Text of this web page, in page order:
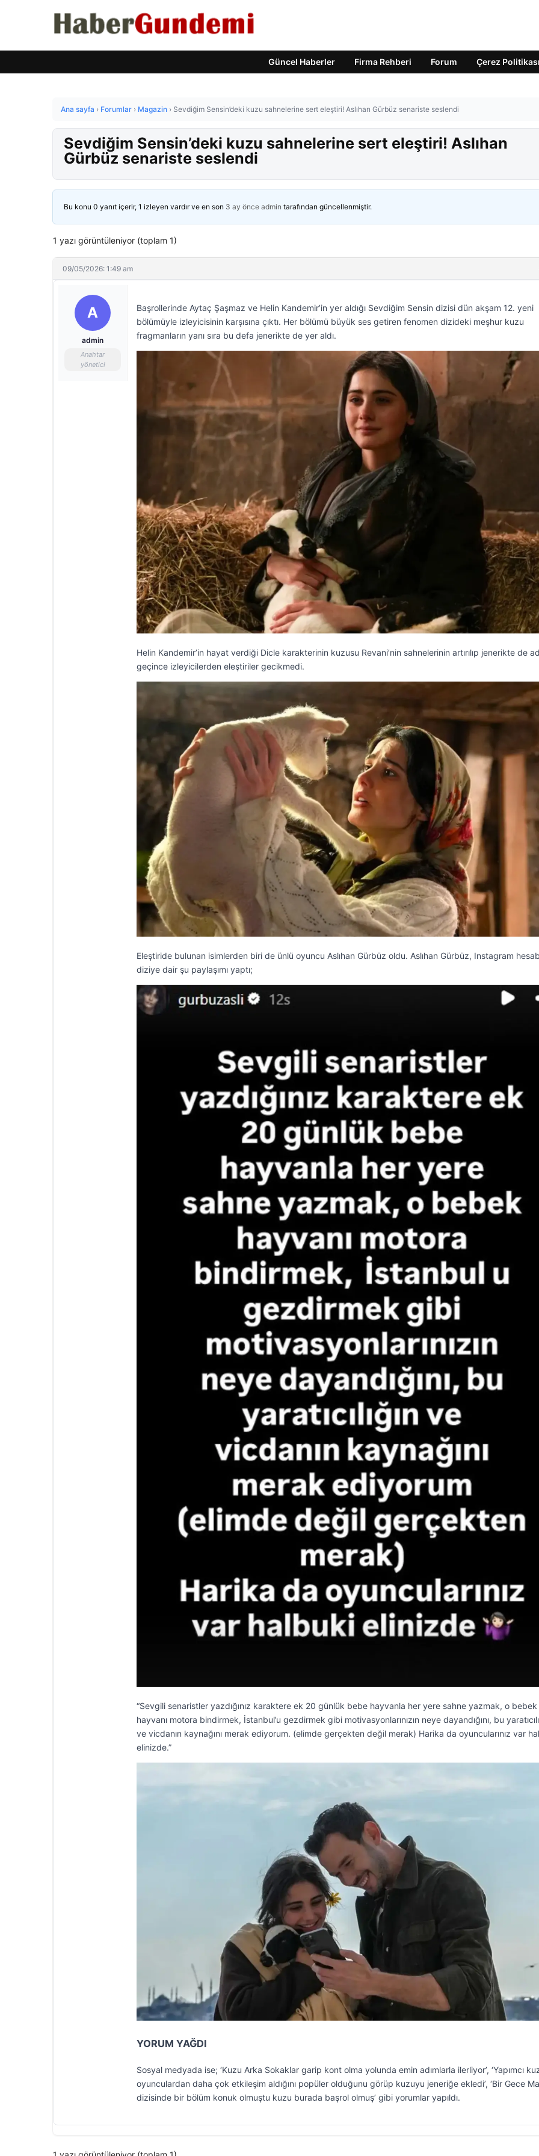
Güncel Haberler Firma Rehberi Forum Çerez Politikası
Ana sayfa › Forumlar › Magazin › Sevdiğim Sensin’deki kuzu sahnelerine sert eleştiri! Aslıhan Gürbüz senariste seslendi
Sevdiğim Sensin’deki kuzu sahnelerine sert eleştiri! Aslıhan
Gürbüz senariste seslendi
Bu konu 0 yanıt içerir, 1 izleyen vardır ve en son 3 ay önce admin tarafından güncellenmiştir.
1 yazı görüntüleniyor (toplam 1)
09/05/2026: 1:49 am
A
admin
Anahtar
yönetici
Başrollerinde Aytaç Şaşmaz ve Helin Kandemir’in yer aldığı Sevdiğim Sensin dizisi dün akşam 12. yeni
bölümüyle izleyicisinin karşısına çıktı. Her bölümü büyük ses getiren fenomen dizideki meşhur kuzu
fragmanların yanı sıra bu defa jenerikte de yer aldı.
Helin Kandemir’in hayat verdiği Dicle karakterinin kuzusu Revani’nin sahnelerinin artırılıp jenerikte de
geçince izleyicilerden eleştiriler gecikmedi.
Eleştiride bulunan isimlerden biri de ünlü oyuncu Aslıhan Gürbüz oldu. Aslıhan Gürbüz, Instagram
diziye dair şu paylaşımı yaptı;
“Sevgili senaristler yazdığınız karaktere ek 20 günlük bebe hayvanla her yere sahne yazmak, o bebek
hayvanı motora bindirmek, İstanbul’u gezdirmek gibi motivasyonlarınızın neye dayandığını, bu
ve vicdanın kaynağını merak ediyorum. (elimde gerçekten değil merak) Harika da oyuncularınız var
elinizde.”
YORUM YAĞDI
Sosyal medyada ise; ‘Kuzu Arka Sokaklar garip kont olma yolunda emin adımlarla ilerliyor’, ‘Yapımcı
oyunculardan daha çok etkileşim aldığını popüler olduğunu görüp kuzuyu jeneriğe ekledi’, ‘Bir Gece
dizisinde bir bölüm konuk olmuştu kuzu burada başrol olmuş’ gibi yorumlar yapıldı.